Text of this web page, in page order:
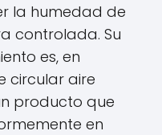
la humedad de
controlada. Su
es, en
circular aire
producto que
en